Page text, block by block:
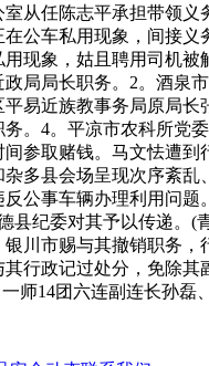
从任陈志平承担带领
公车私用现象，间接
现象，姑且聘用司机
局局长职务。2。酒泉
平易近族教事务局原局
。4。平凉市农科所党
参取赌钱。马文怯遭
多县会场呈现次序紊乱
公事车辆办理利用问题
县纪委对其予以传递。
川市赐与其撤销职务
行政记过处分，免除
师14团六连副连长孙磊